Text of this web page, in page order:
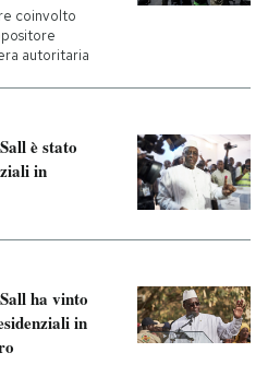
coinvolto
autoritaria
è stato
in
ha vinto
in